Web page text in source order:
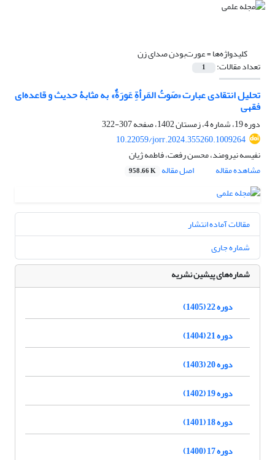
کلیدواژه‌ها =عورت‌بودن صدای زن
تعداد مقالات: 1
تحلیل انتقادی عبارت «صَوتُ المَرأةِ عَورَةٌ» به مثابۀ حدیث و قاعده‌ای
فقهی
دوره 19، شماره 4، زمستان 1402، صفحه
307-322
10.22059/jorr.2024.355260.1009264
نفیسه نیرومند، محسن رفعت، فاطمه ژیان
مشاهده مقاله
اصل مقاله 958.66 K
مقالات آماده انتشار
شماره جاری
شماره‌های پیشین نشریه
دوره 22 (1405)
دوره 21 (1404)
دوره 20 (1403)
دوره 19 (1402)
دوره 18 (1401)
دوره 17 (1400)